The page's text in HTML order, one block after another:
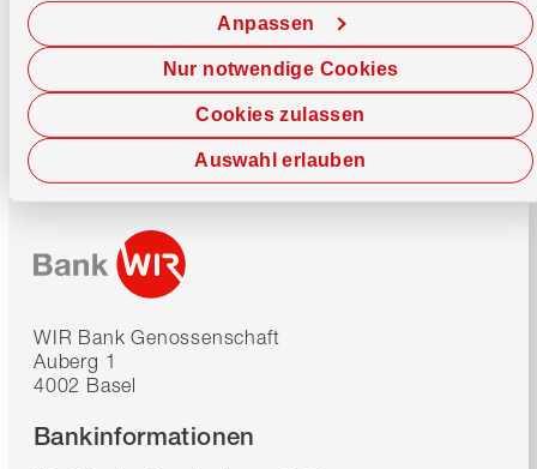
Cookies zulassen
Anpassen
Auswahl erlauben
Nur notwendige Cookies
Jetzt chatten
WIR Bank Genossenschaft
Auberg 1
4002 Basel
Bankinformationen